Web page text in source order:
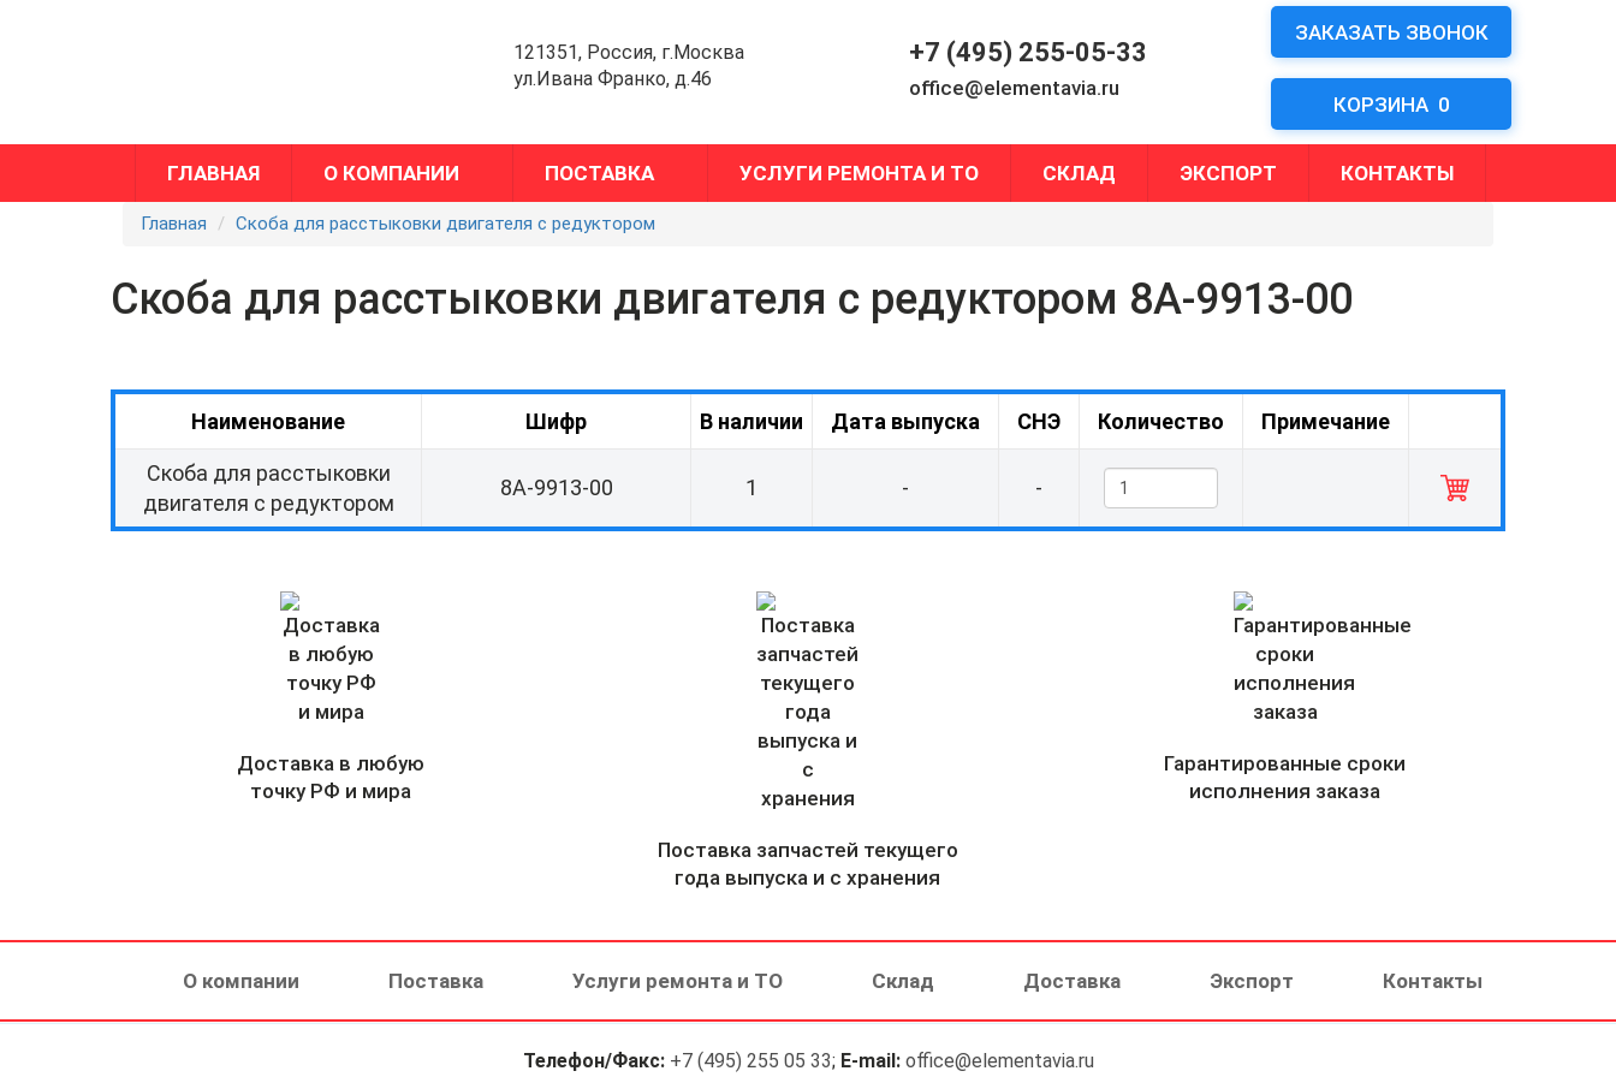
121351, Россия, г.Москва
ул.Ивана Франко, д.46
+7 (495) 255-05-33
office@elementavia.ru
ЗАКАЗАТЬ ЗВОНОК
КОРЗИНА 0
ГЛАВНАЯ О КОМПАНИИ ПОСТАВКА УСЛУГИ РЕМОНТА И ТО СКЛАД ЭКСПОРТ КОНТАКТЫ
Главная Скоба для расстыковки двигателя с редуктором
Скоба для расстыковки двигателя с редуктором 8А-9913-00
Наименование Шифр В наличии Дата выпуска СНЭ Количество Примечание
Скоба для расстыковки
двигателя с редуктором
8А-9913-00 1 - -
Доставка в любую
точку РФ и мира
Поставка запчастей текущего
года выпуска и с хранения
Гарантированные сроки
исполнения заказа
О компании Поставка Услуги ремонта и ТО Склад Доставка Экспорт Контакты
Телефон/Факс: +7 (495) 255 05 33; E-mail: office@elementavia.ru